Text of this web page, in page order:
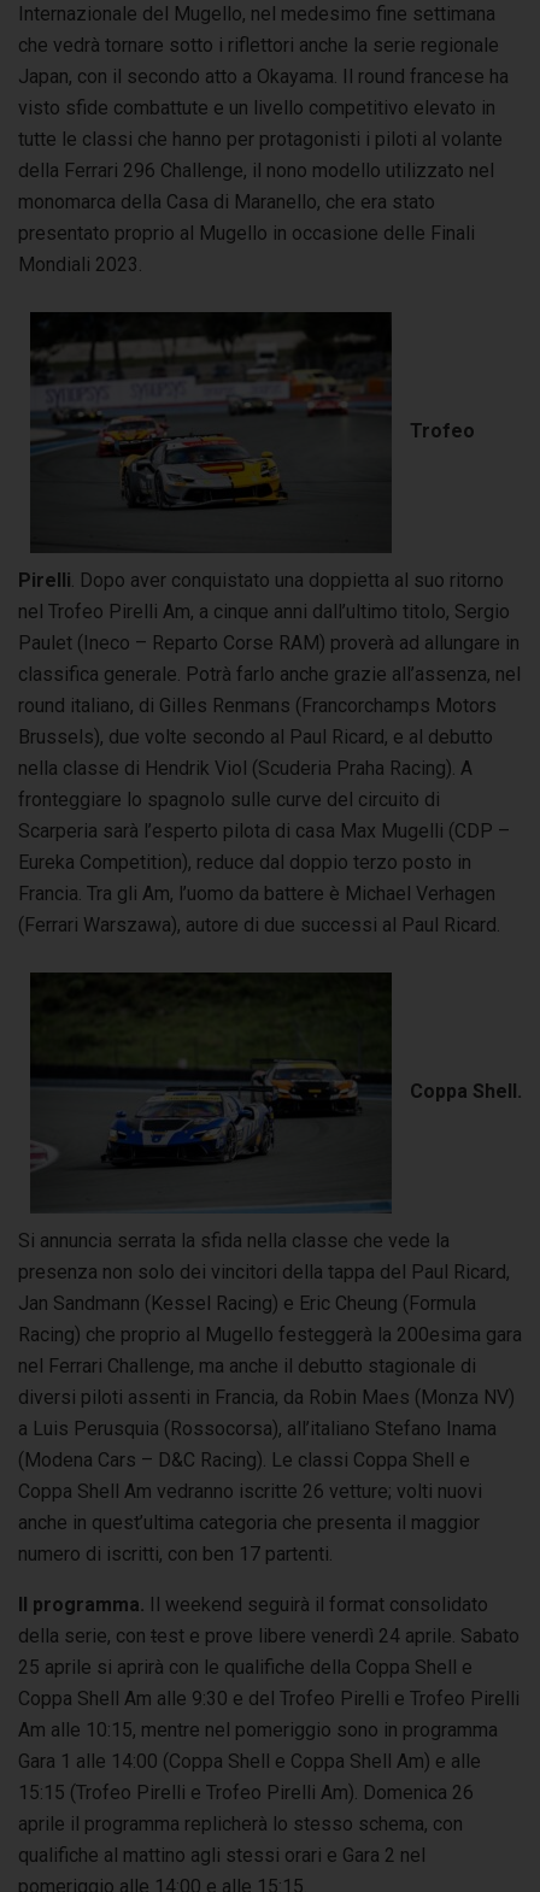
Internazionale del Mugello, nel medesimo fine settimana
che vedrà tornare sotto i riflettori anche la serie regionale
Japan, con il secondo atto a Okayama. Il round francese ha
visto sfide combattute e un livello competitivo elevato in
tutte le classi che hanno per protagonisti i piloti al volante
della Ferrari 296 Challenge, il nono modello utilizzato nel
monomarca della Casa di Maranello, che era stato
presentato proprio al Mugello in occasione delle Finali
Mondiali 2023.
Trofeo
Pirelli . Dopo aver conquistato una doppietta al suo ritorno
nel Trofeo Pirelli Am, a cinque anni dall’ultimo titolo, Sergio
Paulet (Ineco – Reparto Corse RAM) proverà ad allungare in
classifica generale. Potrà farlo anche grazie all’assenza, nel
round italiano, di Gilles Renmans (Francorchamps Motors
Brussels), due volte secondo al Paul Ricard, e al debutto
nella classe di Hendrik Viol (Scuderia Praha Racing). A
fronteggiare lo spagnolo sulle curve del circuito di
Scarperia sarà l’esperto pilota di casa Max Mugelli (CDP –
Eureka Competition), reduce dal doppio terzo posto in
Francia. Tra gli Am, l’uomo da battere è Michael Verhagen
(Ferrari Warszawa), autore di due successi al Paul Ricard.
Coppa Shell.
Si annuncia serrata la sfida nella classe che vede la
presenza non solo dei vincitori della tappa del Paul Ricard,
Jan Sandmann (Kessel Racing) e Eric Cheung (Formula
Racing) che proprio al Mugello festeggerà la 200esima gara
nel Ferrari Challenge, ma anche il debutto stagionale di
diversi piloti assenti in Francia, da Robin Maes (Monza NV)
a Luis Perusquia (Rossocorsa), all’italiano Stefano Inama
(Modena Cars – D&C Racing). Le classi Coppa Shell e
Coppa Shell Am vedranno iscritte 26 vetture; volti nuovi
anche in quest’ultima categoria che presenta il maggior
numero di iscritti, con ben 17 partenti.
Il programma. Il weekend seguirà il format consolidato
della serie, con test e prove libere venerdì 24 aprile. Sabato
25 aprile si aprirà con le qualifiche della Coppa Shell e
Coppa Shell Am alle 9:30 e del Trofeo Pirelli e Trofeo Pirelli
Am alle 10:15, mentre nel pomeriggio sono in programma
Gara 1 alle 14:00 (Coppa Shell e Coppa Shell Am) e alle
15:15 (Trofeo Pirelli e Trofeo Pirelli Am). Domenica 26
aprile il programma replicherà lo stesso schema, con
qualifiche al mattino agli stessi orari e Gara 2 nel
pomeriggio alle 14:00 e alle 15:15.